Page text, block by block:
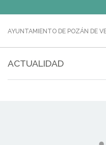
AYUNTAMIENTO DE POZÁN DE
ACTUALIDAD